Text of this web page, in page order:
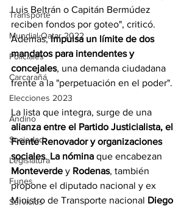
Transporte
Mundial Qatar 2022
Policiales
Carcarañá
Elecciones 2023
Andino
Sociedad
Legislatura
Funes
Servicios
Luis Beltrán o Capitán Bermúdez
reciben fondos por goteo", criticó.
Además, impulsa un límite de dos
mandatos para intendentes y
concejales, una demanda ciudadana
frente a la "perpetuación en el poder".
La lista que integra, surge de una
alianza entre el Partido Justicialista, el
Frente Renovador y organizaciones
sociales. La nómina que encabezan
Monteverde y Rodenas, también
propone el diputado nacional y ex
Ministro de Transporte nacional Diego